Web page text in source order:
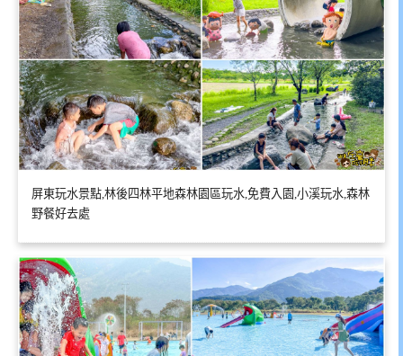
屏東玩水景點,林後四林平地森林園區玩水,免費入園,小溪玩水,森林
野餐好去處